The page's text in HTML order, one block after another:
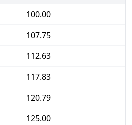
100.00
107.75
112.63
117.83
120.79
125.00